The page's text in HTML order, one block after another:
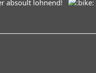
absoult lohnend!